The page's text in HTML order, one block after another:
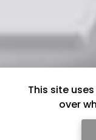
This site
over